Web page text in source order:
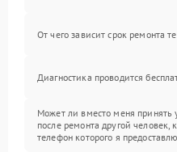
От чего зависит срок ремонта
Диагностика проводится
Может ли вместо меня принять
после ремонта другой человек,
телефон которого я